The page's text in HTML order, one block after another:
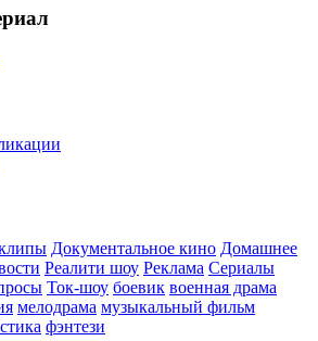
Документальное кино Домашнее
Реалити шоу Реклама Сериалы
Ток-шоу боевик военная драма
мелодрама музыкальный фильм
фэнтези